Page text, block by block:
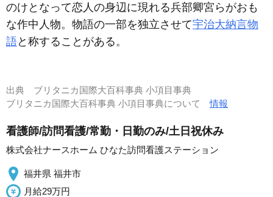
のけとなって恋人の身辺に現れる兵部卿宮らがおも
な作中人物。物語の一部を独立させて宇治大納言物
語と称することがある。
出典 ブリタニカ国際大百科事典 小項目事典
ブリタニカ国際大百科事典 小項目事典について情報
看護師/訪問看護/常勤・日勤のみ/土日祝休み
株式会社ナースホーム ひなた訪問看護ステーション
福井県 福井市
月給29万円